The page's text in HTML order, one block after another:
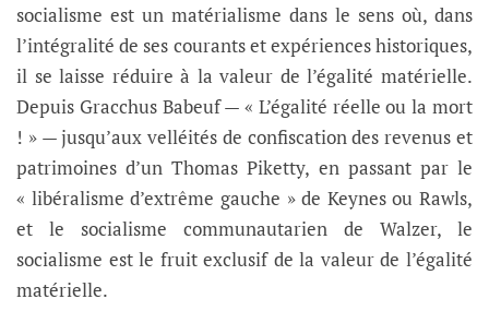
socialisme est un matérialisme dans le sens où, dans
l’intégralité de ses courants et expériences historiques,
il se laisse réduire à la valeur de l’égalité matérielle.
Depuis Gracchus Babeuf — « L’égalité réelle ou la mort
! » — jusqu’aux velléités de confiscation des revenus et
patrimoines d’un Thomas Piketty, en passant par le
« libéralisme d’extrême gauche » de Keynes ou Rawls,
et le socialisme communautarien de Walzer, le
socialisme est le fruit exclusif de la valeur de l’égalité
matérielle.